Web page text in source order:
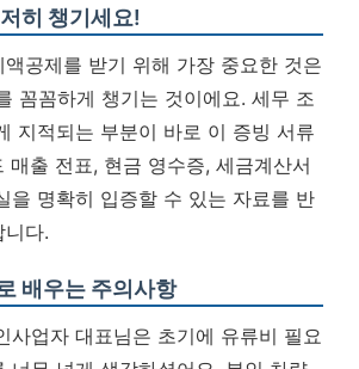
히 챙기세요!
공제를 받기 위해 가장 중요한 것은
꼼꼼하게 챙기는 것이에요. 세무 조
지적되는 부분이 바로 이 증빙 서류
매출 전표, 현금 영수증, 세금계산서
을 명확히 입증할 수 있는 자료를 반
다.
배우는 주의사항
사업자 대표님은 초기에 유류비 필요